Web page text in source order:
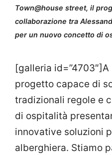
Town@house street, il
collaborazione tra
per un nuovo concetto di
[galleria
progetto capace di
tradizionali regole e
di ospitalità
innovative soluzioni
alberghiera. Stiamo